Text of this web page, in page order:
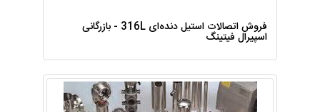
فروش اتصالات استیل دنده‌ای 316L - بازرگانی
اسپیرال فیتینگ